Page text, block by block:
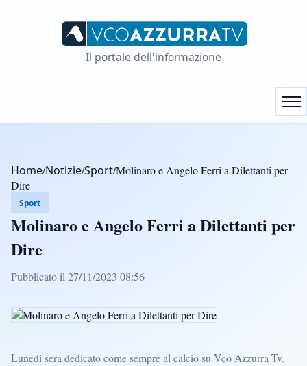
Il portale dell'informazione
Home/Notizie/Sport/Molinaro e Angelo Ferri a Dilettanti per
Dire
Sport
Molinaro e Angelo Ferri a Dilettanti per
Dire
Pubblicato il 27/11/2023 08:56
Lunedi sera dedicato come sempre al calcio su Vco Azzurra Tv.